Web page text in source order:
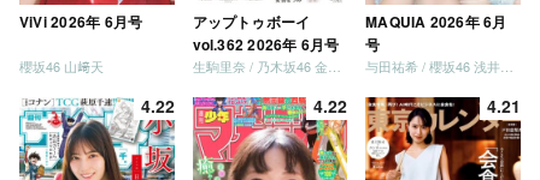
ViVi 2026年 6月号
櫻坂46 山﨑天
アップトゥボーイ
vol.362 2026年 6月号
MAQUIA 2026年 6月
号
4.22 4.22 4.21